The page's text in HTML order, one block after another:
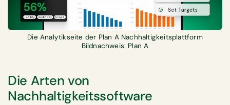
Die Analytikseite der Plan A Nachhaltigkeitsplattform
Bildnachweis: Plan A
Die Arten von
Nachhaltigkeitssoftware